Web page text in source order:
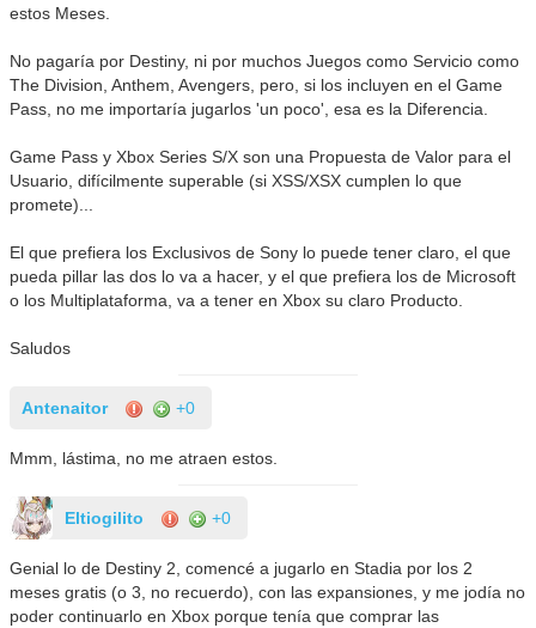
estos Meses.
No pagaría por Destiny, ni por muchos Juegos como Servicio como
The Division, Anthem, Avengers, pero, si los incluyen en el Game
Pass, no me importaría jugarlos 'un poco', esa es la Diferencia.
Game Pass y Xbox Series S/X son una Propuesta de Valor para el
Usuario, difícilmente superable (si XSS/XSX cumplen lo que
promete)...
El que prefiera los Exclusivos de Sony lo puede tener claro, el que
pueda pillar las dos lo va a hacer, y el que prefiera los de Microsoft
o los Multiplataforma, va a tener en Xbox su claro Producto.
Saludos
Antenaitor +0
Mmm, lástima, no me atraen estos.
Eltiogilito +0
Genial lo de Destiny 2, comencé a jugarlo en Stadia por los 2
meses gratis (o 3, no recuerdo), con las expansiones, y me jodía no
poder continuarlo en Xbox porque tenía que comprar las